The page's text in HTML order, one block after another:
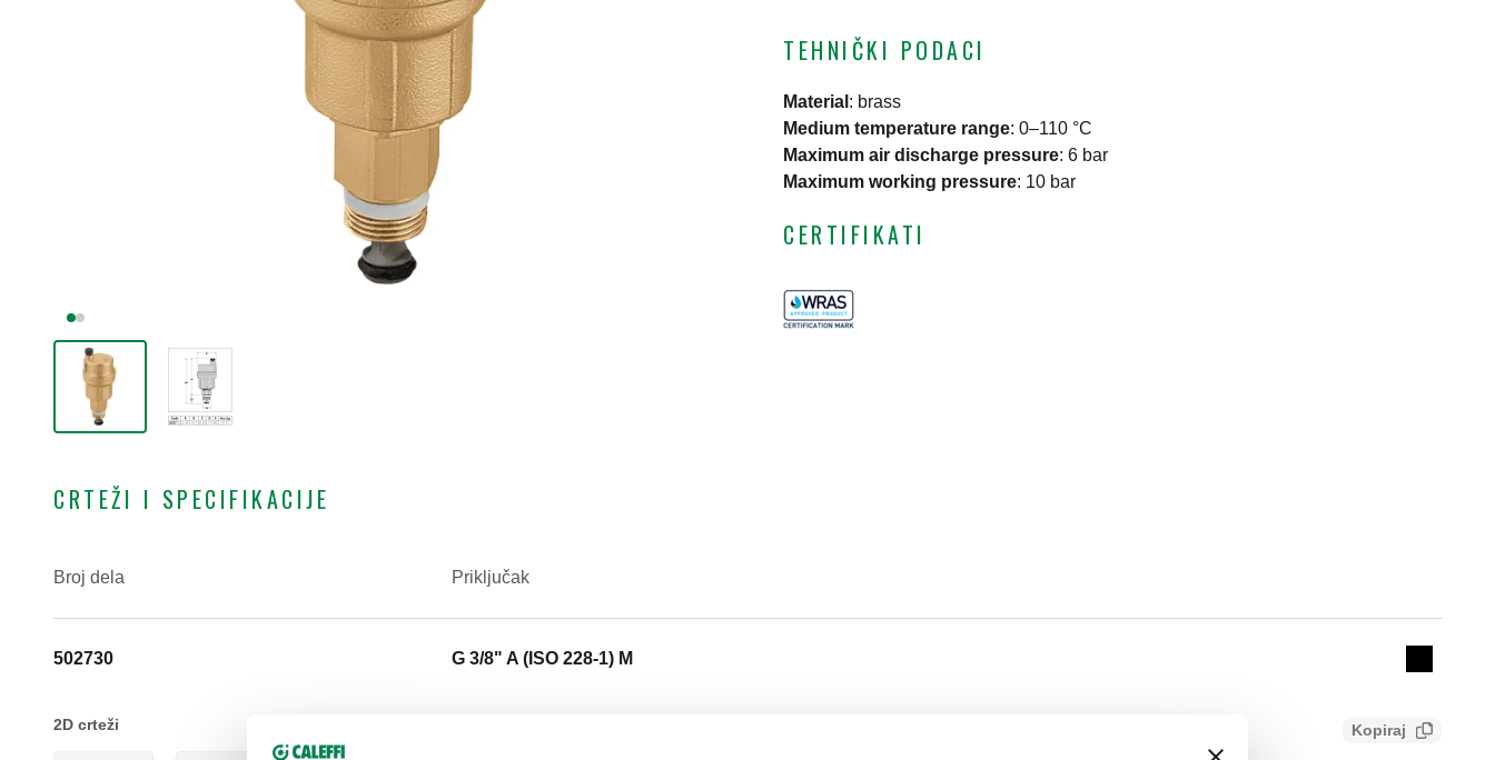
TEHNIČKI PODACI
Material : brass
Medium temperature range: 0–110 °C
Maximum air discharge pressure: 6 bar
Maximum working pressure: 10 bar
CERTIFIKATI
CRTEŽI I SPECIFIKACIJE
Broj dela
Priključak
502730 G 3/8" A (ISO 228-1) M
Collapse
2D crteži Kopiraj